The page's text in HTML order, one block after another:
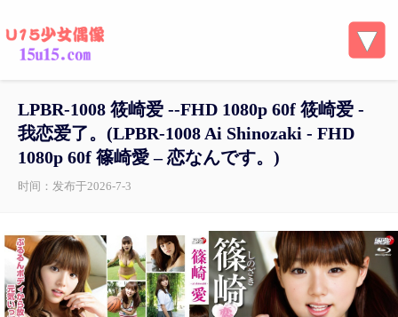
LPBR-1008 筱崎爱 --FHD 1080p 60f 筱崎爱 -
我恋爱了。(LPBR-1008 Ai Shinozaki - FHD
1080p 60f 篠崎愛 – 恋なんです。)
时间：发布于2026-7-3